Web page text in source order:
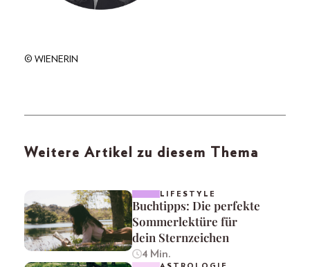
© WIENERIN
Weitere Artikel zu diesem Thema
LIFESTYLE
Buchtipps: Die perfekte
Sommerlektüre für
dein Sternzeichen
4 Min.